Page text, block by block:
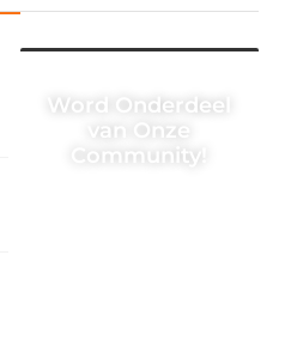
Word Onderdeel
van Onze
Community!